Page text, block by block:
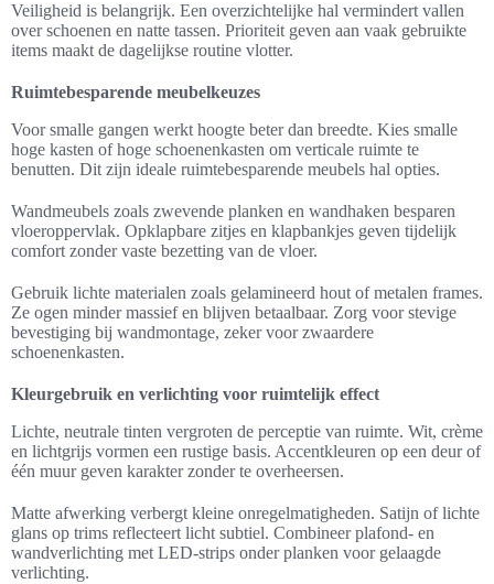
Veiligheid is belangrijk. Een overzichtelijke hal vermindert vallen
over schoenen en natte tassen. Prioriteit geven aan vaak gebruikte
items maakt de dagelijkse routine vlotter.
Ruimtebesparende meubelkeuzes
Voor smalle gangen werkt hoogte beter dan breedte. Kies smalle
hoge kasten of hoge schoenenkasten om verticale ruimte te
benutten. Dit zijn ideale ruimtebesparende meubels hal opties.
Wandmeubels zoals zwevende planken en wandhaken besparen
vloeroppervlak. Opklapbare zitjes en klapbankjes geven tijdelijk
comfort zonder vaste bezetting van de vloer.
Gebruik lichte materialen zoals gelamineerd hout of metalen frames.
Ze ogen minder massief en blijven betaalbaar. Zorg voor stevige
bevestiging bij wandmontage, zeker voor zwaardere
schoenenkasten.
Kleurgebruik en verlichting voor ruimtelijk effect
Lichte, neutrale tinten vergroten de perceptie van ruimte. Wit, crème
en lichtgrijs vormen een rustige basis. Accentkleuren op een deur of
één muur geven karakter zonder te overheersen.
Matte afwerking verbergt kleine onregelmatigheden. Satijn of lichte
glans op trims reflecteert licht subtiel. Combineer plafond- en
wandverlichting met LED-strips onder planken voor gelaagde
verlichting.